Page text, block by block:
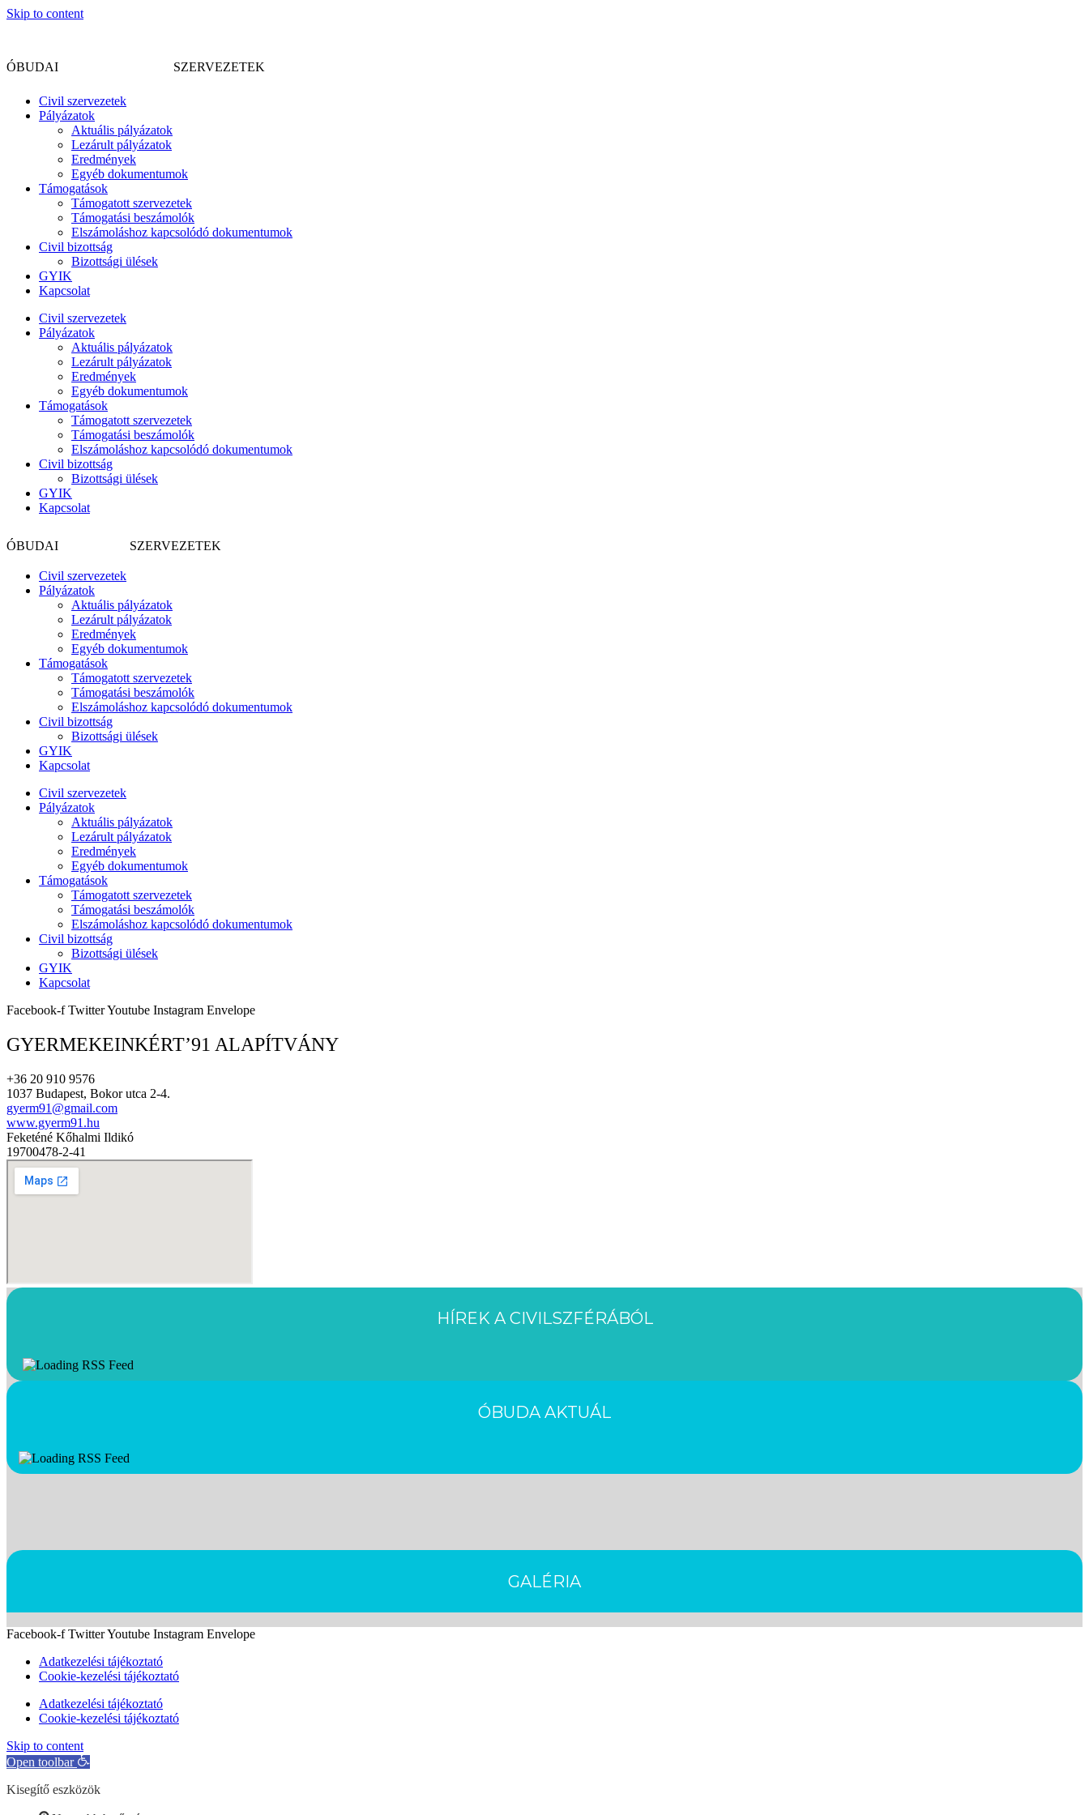
Skip to content
ÓBUDAI SZERVEZETEK
Civil szervezetek
Pályázatok
Aktuális pályázatok
Lezárult pályázatok
Eredmények
Egyéb dokumentumok
Támogatások
Támogatott szervezetek
Támogatási beszámolók
Elszámoláshoz kapcsolódó dokumentumok
Civil bizottság
Bizottsági ülések
GYIK
Kapcsolat
Civil szervezetek
Pályázatok
Aktuális pályázatok
Lezárult pályázatok
Eredmények
Egyéb dokumentumok
Támogatások
Támogatott szervezetek
Támogatási beszámolók
Elszámoláshoz kapcsolódó dokumentumok
Civil bizottság
Bizottsági ülések
GYIK
Kapcsolat
ÓBUDAI SZERVEZETEK
Civil szervezetek
Pályázatok
Aktuális pályázatok
Lezárult pályázatok
Eredmények
Egyéb dokumentumok
Támogatások
Támogatott szervezetek
Támogatási beszámolók
Elszámoláshoz kapcsolódó dokumentumok
Civil bizottság
Bizottsági ülések
GYIK
Kapcsolat
Civil szervezetek
Pályázatok
Aktuális pályázatok
Lezárult pályázatok
Eredmények
Egyéb dokumentumok
Támogatások
Támogatott szervezetek
Támogatási beszámolók
Elszámoláshoz kapcsolódó dokumentumok
Civil bizottság
Bizottsági ülések
GYIK
Kapcsolat
Facebook-f TwitterYoutube Instagram Envelope
GYERMEKEINKÉRT’91 ALAPÍTVÁNY
+36 20 910 9576
1037 Budapest, Bokor utca 2-4.
gyerm91@gmail.com
www.gyerm91.hu
Feketéné Kőhalmi Ildikó
19700478-2-41
HÍREK A CIVILSZFÉRÁBÓL
ÓBUDA AKTUÁL
GALÉRIA
Facebook-f TwitterYoutube Instagram Envelope
Adatkezelési tájékoztató
Cookie-kezelési tájékoztató
Adatkezelési tájékoztató
Cookie-kezelési tájékoztató
Skip to content
Open toolbar
Kisegítő eszközök